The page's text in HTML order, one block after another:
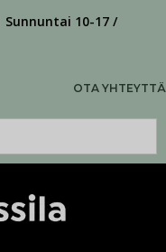
10-17 /
OTA YHTEYTTÄ